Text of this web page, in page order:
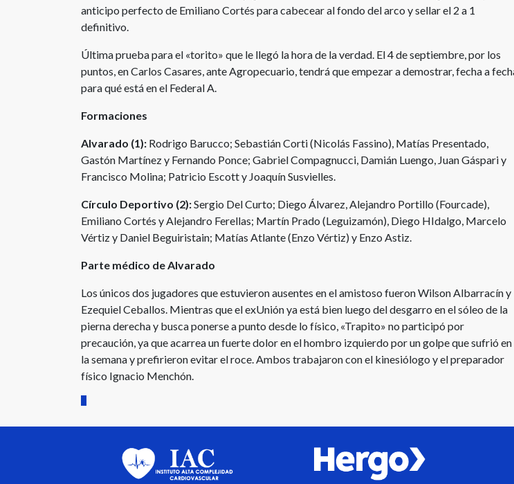
anticipo perfecto de Emiliano Cortés para cabecear al fondo del arco y sellar el 2 a 1
definitivo.
Última prueba para el «torito» que le llegó la hora de la verdad. El 4 de septiembre, por los
puntos, en Carlos Casares, ante Agropecuario, tendrá que empezar a demostrar, fecha a
para qué está en el Federal A.
Formaciones
Alvarado (1): Rodrigo Barucco; Sebastián Corti (Nicolás Fassino), Matías Presentado,
Gastón Martínez y Fernando Ponce; Gabriel Compagnucci, Damián Luengo, Juan Gáspari y
Francisco Molina; Patricio Escott y Joaquín Susvielles.
Círculo Deportivo (2):Sergio Del Curto; Diego Álvarez, Alejandro Portillo (Fourcade),
Emiliano Cortés y Alejandro Ferellas; Martín Prado (Leguizamón), Diego HIdalgo, Marcelo
Vértiz y Daniel Beguiristain; Matías Atlante (Enzo Vértiz) y Enzo Astiz.
Parte médico de Alvarado
Los únicos dos jugadores que estuvieron ausentes en el amistoso fueron Wilson Albarracín y
Ezequiel Ceballos. Mientras que el exUnión ya está bien luego del desgarro en el sóleo de la
pierna derecha y busca ponerse a punto desde lo físico, «Trapito» no participó por
precaución, ya que acarrea un fuerte dolor en el hombro izquierdo por un golpe que sufrió en
la semana y prefirieron evitar el roce. Ambos trabajaron con el kinesiólogo y el preparador
físico Ignacio Menchón.